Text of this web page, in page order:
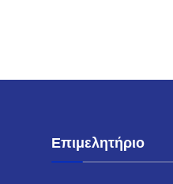
Επιμελητήριο